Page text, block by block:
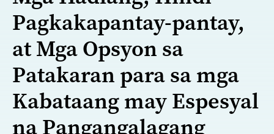
Pagkakapantay-pantay,
at Mga Opsyon sa
Patakaran para sa mga
Kabataang may Espesyal
na Pangangalagang